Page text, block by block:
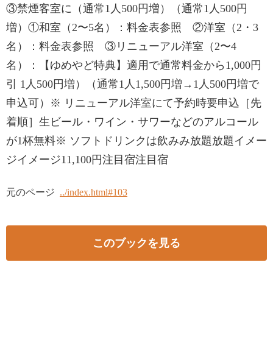
③禁煙客室に（通常1人500円増）（通常1人500円
増）①和室（2〜5名）：料金表参照 ②洋室（2・3
名）：料金表参照 ③リニューアル洋室（2〜4
名）：【ゆめやど特典】適用で通常料金から1,000円
引 1人500円増）（通常1人1,500円増→1人500円増で
申込可）※ リニューアル洋室にて予約時要申込［先
着順］生ビール・ワイン・サワーなどのアルコール
が1杯無料※ ソフトドリンクは飲みみ放題放題イメー
ジイメージ11,100円注目宿注目宿
元のページ ../index.html#103
このブックを見る